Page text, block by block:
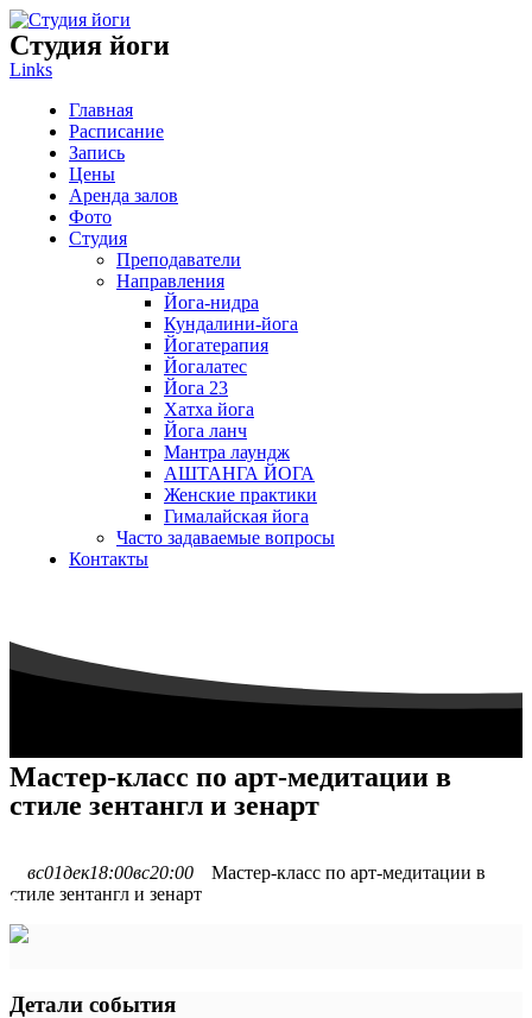
Студия йоги
Links
Главная
Расписание
Запись
Цены
Аренда залов
Фото
Студия
Преподаватели
Направления
Йога-нидра
Кундалини-йога
Йогатерапия
Йогалатес
Йога 23
Хатха йога
Йога ланч
Мантра лаундж
АШТАНГА ЙОГА
Женские практики
Гималайская йога
Часто задаваемые вопросы
Контакты
Мастер-класс по арт-медитации в
стиле зентангл и зенарт
вс01дек18:00вс20:00
Мастер-класс по арт-медитации в
стиле зентангл и зенарт
Детали события